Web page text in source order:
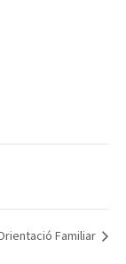
Familiar